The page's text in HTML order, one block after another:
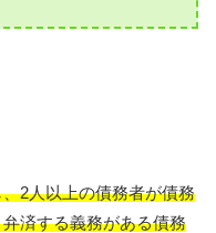
2人以上の債務者が債務
済する義務がある債務